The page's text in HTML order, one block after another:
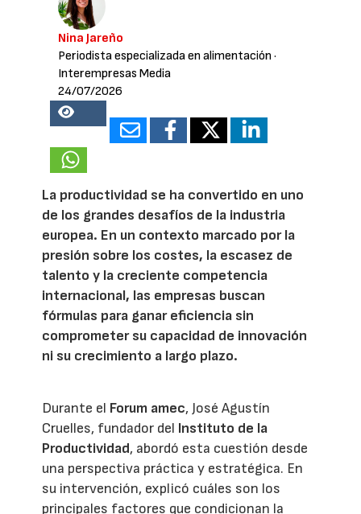
Nina Jareño
Periodista especializada en alimentación ·
Interempresas Media
24/07/2026
18535
La productividad se ha convertido en uno
de los grandes desafíos de la industria
europea. En un contexto marcado por la
presión sobre los costes, la escasez de
talento y la creciente competencia
internacional, las empresas buscan
fórmulas para ganar eficiencia sin
comprometer su capacidad de innovación
ni su crecimiento a largo plazo.
Durante el Forum amec, José Agustín
Cruelles, fundador del Instituto de la
Productividad, abordó esta cuestión desde
una perspectiva práctica y estratégica. En
su intervención, explicó cuáles son los
principales factores que condicionan la